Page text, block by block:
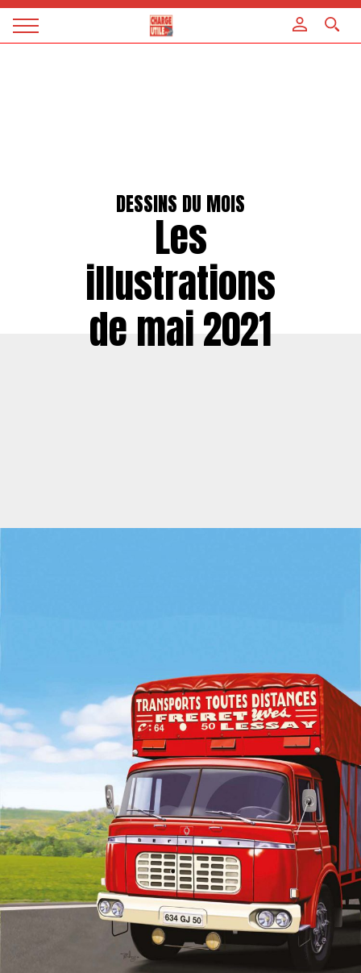
Magazine
DESSINS DU MOIS
Les
illustrations
de mai 2021
Panneau de gestion des cookies